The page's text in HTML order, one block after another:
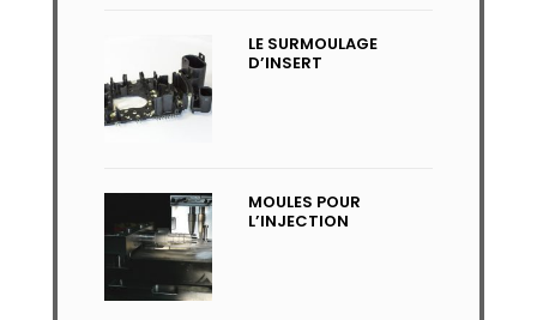
LE SURMOULAGE
D’INSERT
MOULES POUR
L’INJECTION